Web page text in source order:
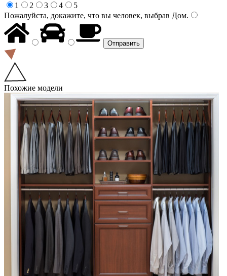
1
2 3 4
5
Пожалуйста, докажите, что вы человек, выбрав Дом.
Похожие модели